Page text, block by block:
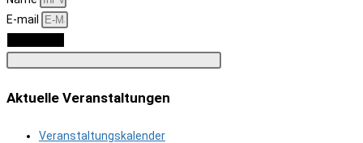
E-mail
Aktuelle Veranstaltungen
Veranstaltungskalender